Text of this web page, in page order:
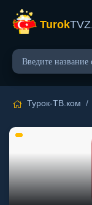
TurokTVZ
Турок-ТВ.ком /